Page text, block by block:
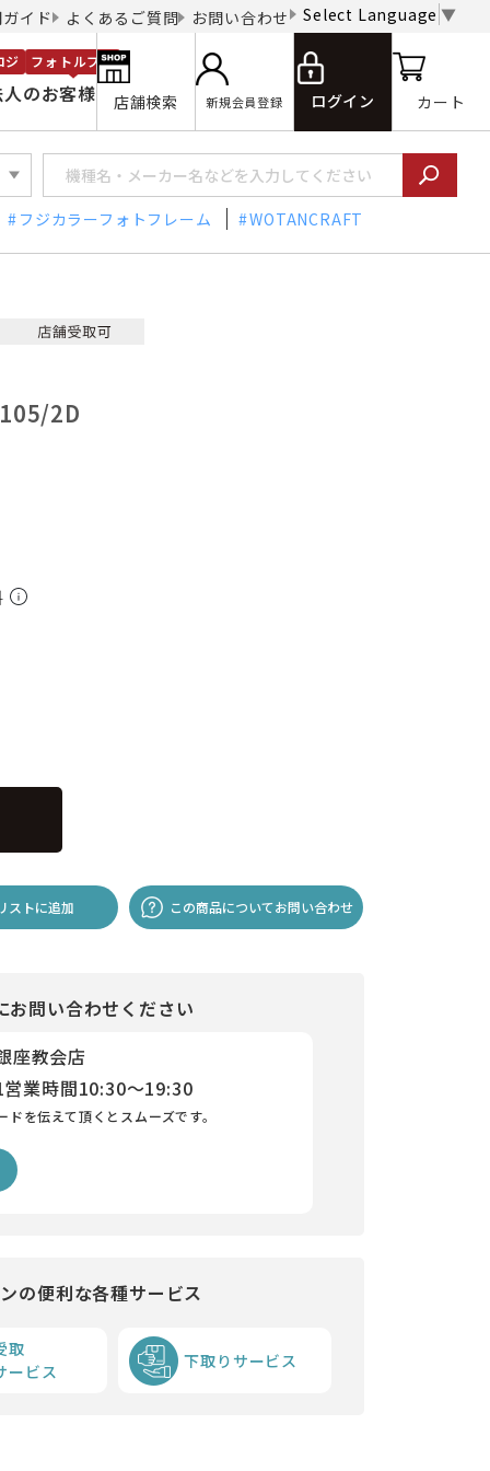
イド よくあるご質問 お問い合わせ Select Language ▼
のお客様
ジ フォトルプロ
店舗検索 新規会員登録 ログイン カート
フジカラーフォトフレーム WOTANCRAFT
2D
ストに追加 この商品についてお問い合わせ
お問い合わせください
座教会店
営業時間10:30～19:30
を伝えて頂くとスムーズです。
の便利な各種サービス
取
ービス
下取りサービス